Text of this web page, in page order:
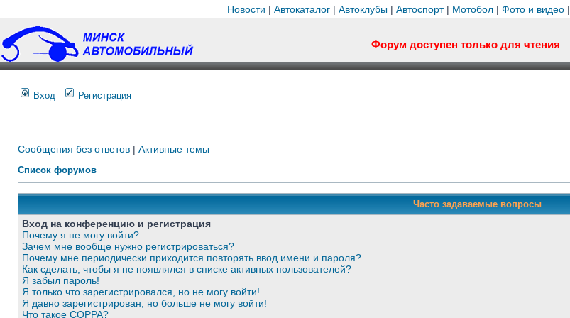
Новости | Автокаталог| Автоклубы| Автоспорт| Мотобол| Фото и видео|
Форум доступен только для чтения
Вход Регистрация
Сообщения без ответов | Активные темы
Список форумов
Часто задаваемые вопросы
Вход на конференцию и регистрация
Почему я не могу войти?
Зачем мне вообще нужно регистрироваться?
Почему мне периодически приходится повторять ввод имени и пароля?
Как сделать, чтобы я не появлялся в списке активных пользователей?
Я забыл пароль!
Я только что зарегистрировался, но не могу войти!
Я давно зарегистрирован, но больше не могу войти!
Что такое COPPA?